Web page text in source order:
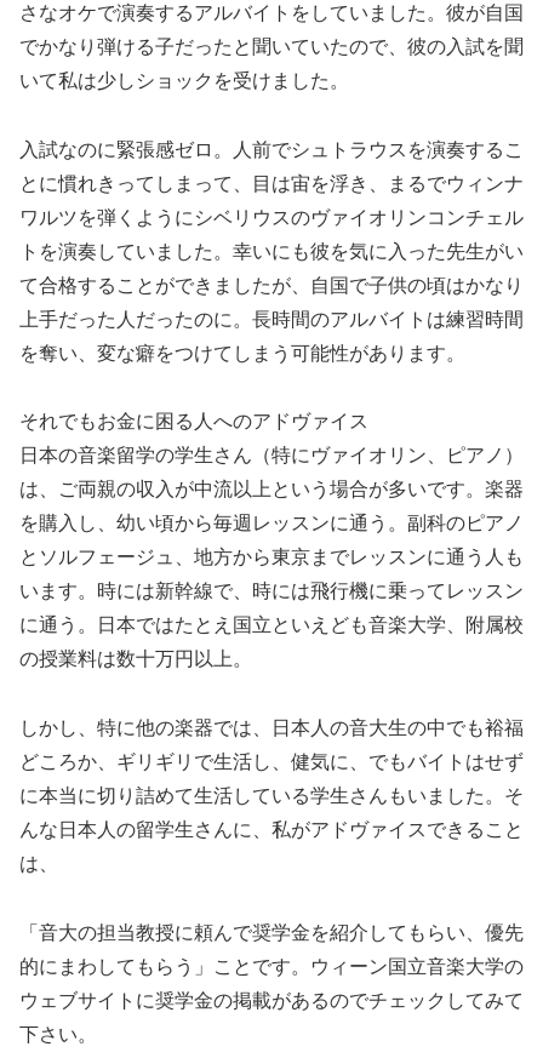
さなオケで演奏するアルバイトをしていました。彼が自国
でかなり弾ける子だったと聞いていたので、彼の入試を聞
いて私は少しショックを受けました。
入試なのに緊張感ゼロ。人前でシュトラウスを演奏するこ
とに慣れきってしまって、目は宙を浮き、まるでウィンナ
ワルツを弾くようにシベリウスのヴァイオリンコンチェル
トを演奏していました。幸いにも彼を気に入った先生がい
て合格することができましたが、自国で子供の頃はかなり
上手だった人だったのに。長時間のアルバイトは練習時間
を奪い、変な癖をつけてしまう可能性があります。
それでもお金に困る人へのアドヴァイス
日本の音楽留学の学生さん（特にヴァイオリン、ピアノ）
は、ご両親の収入が中流以上という場合が多いです。楽器
を購入し、幼い頃から毎週レッスンに通う。副科のピアノ
とソルフェージュ、地方から東京までレッスンに通う人も
います。時には新幹線で、時には飛行機に乗ってレッスン
に通う。日本ではたとえ国立といえども音楽大学、附属校
の授業料は数十万円以上。
しかし、特に他の楽器では、日本人の音大生の中でも裕福
どころか、ギリギリで生活し、健気に、でもバイトはせず
に本当に切り詰めて生活している学生さんもいました。そ
んな日本人の留学生さんに、私がアドヴァイスできること
は、
「音大の担当教授に頼んで奨学金を紹介してもらい、優先
的にまわしてもらう」ことです。ウィーン国立音楽大学の
ウェブサイトに奨学金の掲載があるのでチェックしてみて
下さい。